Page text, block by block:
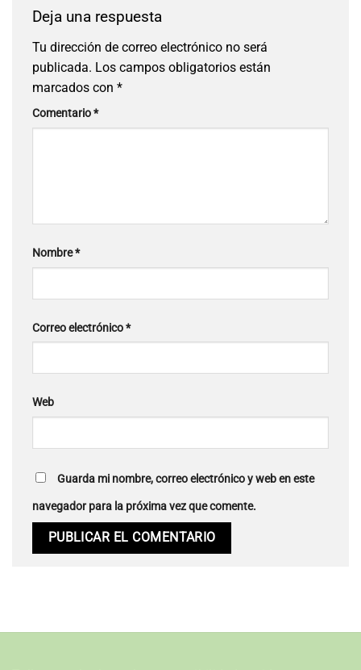
Deja una respuesta
Tu dirección de correo electrónico no será
publicada. Los campos obligatorios están
marcados con *
Comentario*
Nombre*
Correo electrónico*
Web
Guarda mi nombre, correo electrónico y web en este
navegador para la próxima vez que comente.